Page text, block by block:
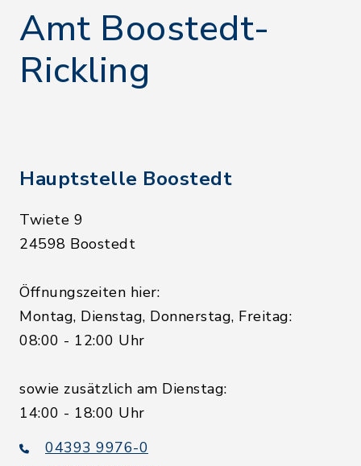
Amt Boostedt-
Rickling
Hauptstelle Boostedt
Twiete 9
24598 Boostedt
Öffnungszeiten hier:
Montag, Dienstag, Donnerstag, Freitag:
08:00 - 12:00 Uhr
sowie zusätzlich am Dienstag:
14:00 - 18:00 Uhr
04393 9976-0